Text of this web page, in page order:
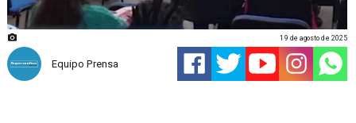
Equipo Prensa
19 de agosto de 2025